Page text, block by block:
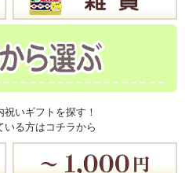
いギフトを探す！
いる方はコチラから